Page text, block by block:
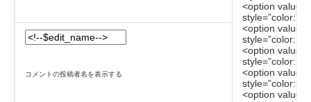
<option
<option
<option
<option
<option
コメントの投稿者名を表示する